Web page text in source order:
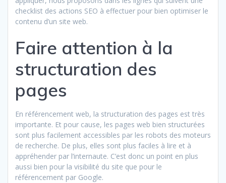
checklist des actions SEO à effectuer pour bien optimiser le
contenu d’un site web.
Faire attention à la
structuration des
pages
En référencement web, la structuration des pages est très
importante. Et pour cause, les pages web bien structurées
sont plus facilement accessibles par les robots des moteurs
de recherche. De plus, elles sont plus faciles à lire et à
appréhender par l’internaute. C’est donc un point en plus
aussi bien pour la visibilité du site que pour le
référencement par Google.